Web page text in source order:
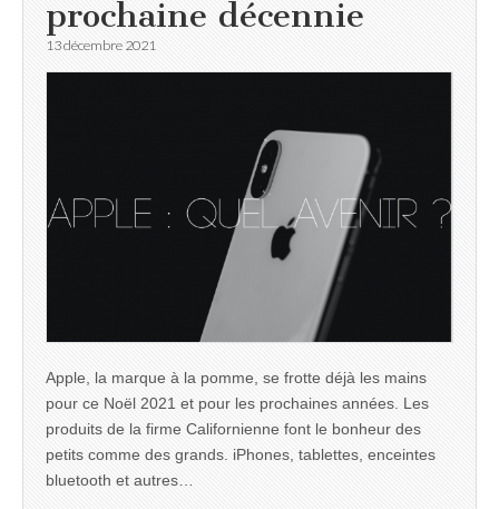
prochaine décennie
13 décembre 2021
Apple, la marque à la pomme, se frotte déjà les mains
pour ce Noël 2021 et pour les prochaines années. Les
produits de la firme Californienne font le bonheur des
petits comme des grands. iPhones, tablettes, enceintes
bluetooth et autres…